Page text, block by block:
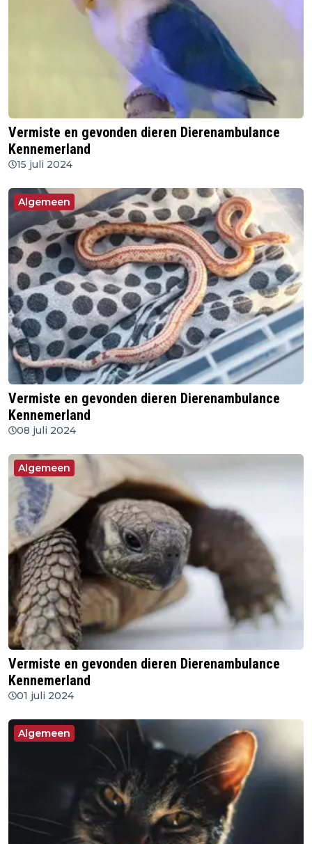
Vermiste en gevonden dieren Dierenambulance
Kennemerland
15 juli 2024
Algemeen
Vermiste en gevonden dieren Dierenambulance
Kennemerland
08 juli 2024
Algemeen
Vermiste en gevonden dieren Dierenambulance
Kennemerland
01 juli 2024
Algemeen